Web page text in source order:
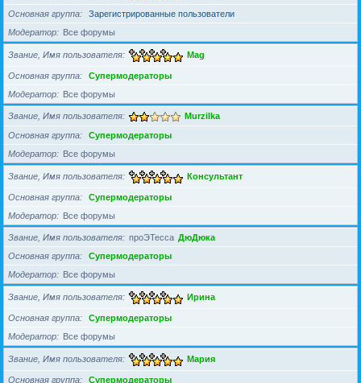
Основная группа
Зарегистрированные пользователи
Модератор
Все форумы
Звание, Имя пользователя Mag
Основная группа
Супермодераторы
Модератор
Все форумы
Звание, Имя пользователя Murzilka
Основная группа
Супермодераторы
Модератор
Все форумы
Звание, Имя пользователя Консультант
Основная группа
Супермодераторы
Модератор
Все форумы
Звание, Имя пользователя проЭТесса ДюДюка
Основная группа
Супермодераторы
Модератор
Все форумы
Звание, Имя пользователя Ирина
Основная группа
Супермодераторы
Модератор
Все форумы
Звание, Имя пользователя Мария
Основная группа Супермодераторы